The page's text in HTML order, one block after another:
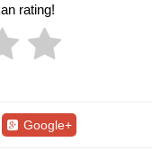
rating!
Google+